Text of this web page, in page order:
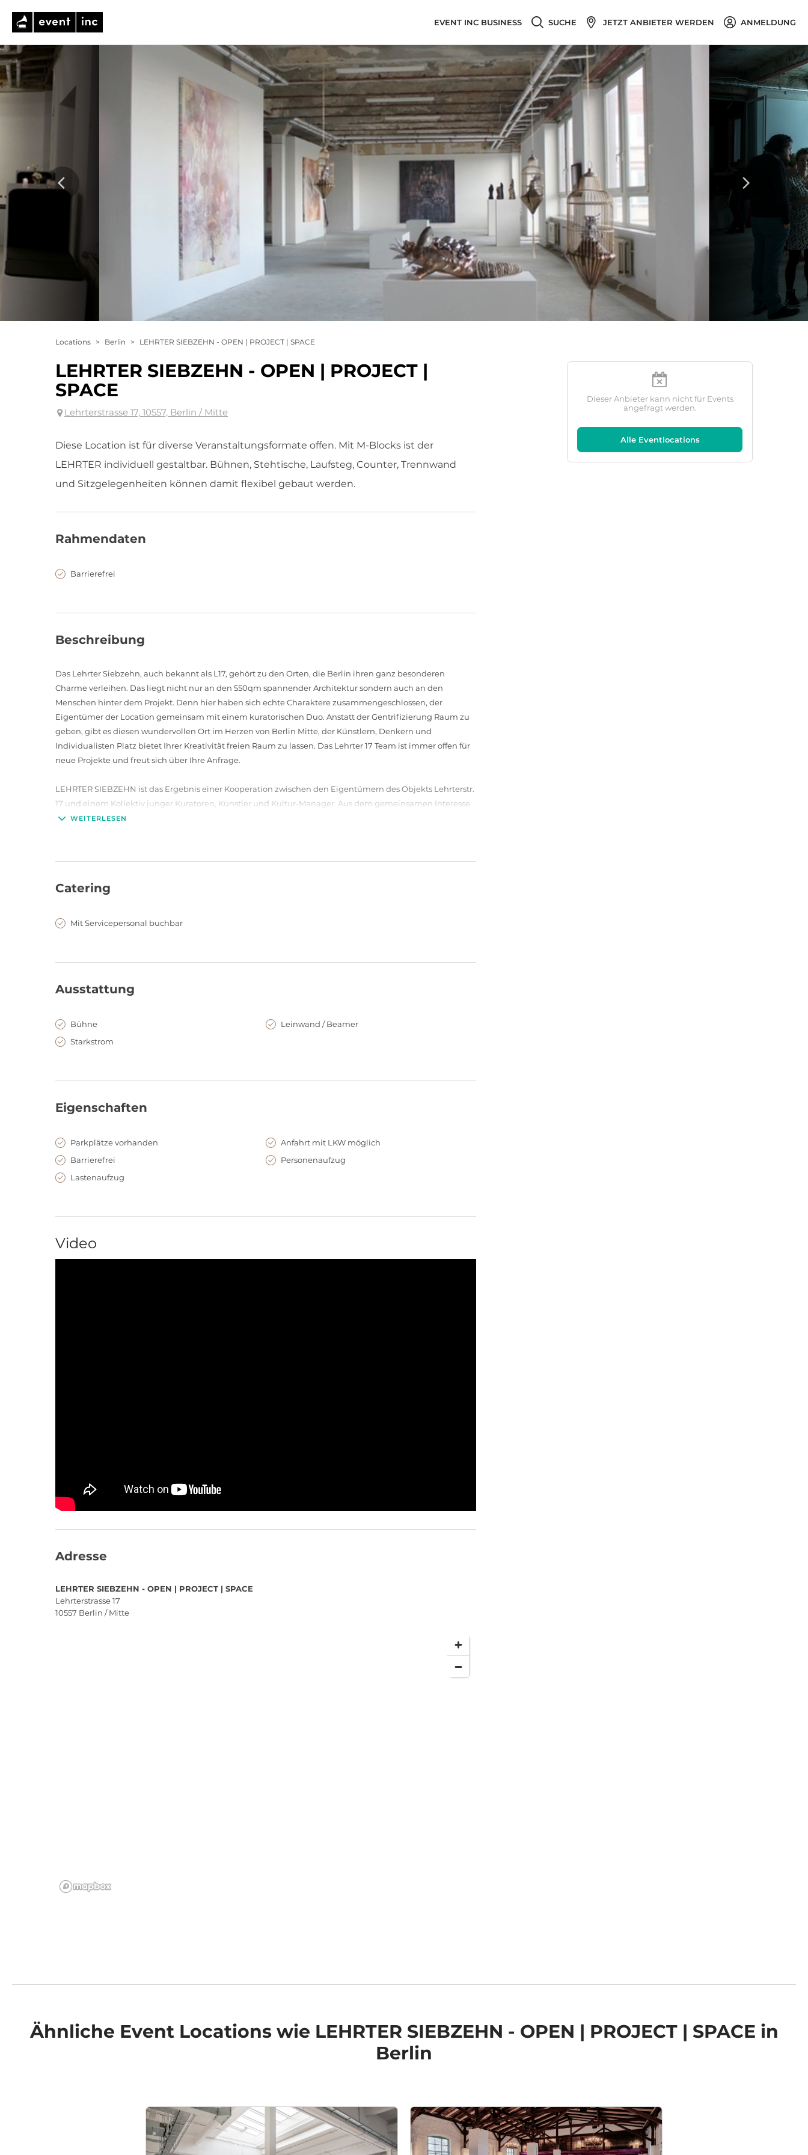
EVENT INC BUSINESS SUCHE JETZT ANBIETER WERDEN ANMELDUNG
Locations > Berlin > LEHRTER SIEBZEHN - OPEN | PROJECT | SPACE
LEHRTER SIEBZEHN - OPEN | PROJECT |
SPACE
Lehrterstrasse 17, 10557, Berlin / Mitte
Diese Location ist für diverse Veranstaltungsformate offen. Mit M-Blocks ist der
LEHRTER individuell gestaltbar. Bühnen, Stehtische, Laufsteg, Counter, Trennwand
und Sitzgelegenheiten können damit flexibel gebaut werden.
Rahmendaten
Barrierefrei
Beschreibung
Das Lehrter Siebzehn, auch bekannt als L17, gehört zu den Orten, die Berlin ihren ganz besonderen
Charme verleihen. Das liegt nicht nur an den 550qm spannender Architektur sondern auch an den
Menschen hinter dem Projekt. Denn hier haben sich echte Charaktere zusammengeschlossen, der
Eigentümer der Location gemeinsam mit einem kuratorischen Duo. Anstatt der Gentrifizierung Raum zu
geben, gibt es diesen wundervollen Ort im Herzen von Berlin Mitte, der Künstlern, Denkern und
Individualisten Platz bietet Ihrer Kreativität freien Raum zu lassen. Das Lehrter 17 Team ist immer offen für
neue Projekte und freut sich über Ihre Anfrage.
LEHRTER SIEBZEHN ist das Ergebnis einer Kooperation zwischen den Eigentümern des Objekts Lehrterstr.
17 und einem Kollektiv junger Kuratoren, Künstler und Kultur-Manager. Aus dem gemeinsamen Interesse
für die Nutzung und Entwicklung von Raum und Architektur entsteht, trotz unterschiedlicher
WEITERLESEN
Catering
Mit Servicepersonal buchbar
Ausstattung
Bühne
Leinwand / Beamer
Starkstrom
Eigenschaften
Parkplätze vorhanden
Anfahrt mit LKW möglich
Barrierefrei
Personenaufzug
Lastenaufzug
Video
Adresse
LEHRTER SIEBZEHN - OPEN | PROJECT | SPACE
Lehrterstrasse 17
10557 Berlin / Mitte
Dieser Anbieter kann nicht für Events
angefragt werden.
Alle Eventlocations
Ähnliche Event Locationswie LEHRTER SIEBZEHN - OPEN | PROJECT | SPACE in
Berlin